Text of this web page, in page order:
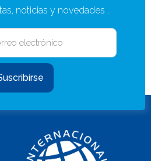
noticias y novedades .